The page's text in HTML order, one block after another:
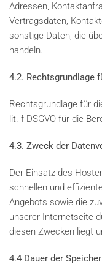
Adressen,
Vertragsdaten,
sonstige Daten, die
handeln.
4.2. Rechtsgrundlage
Rechtsgrundlage für
lit. f DSGVO für die
4.3. Zweck der
Der Einsatz des
schnellen und
Angebots sowie die
unserer Internetseite
diesen Zwecken liegt
4.4 Dauer der